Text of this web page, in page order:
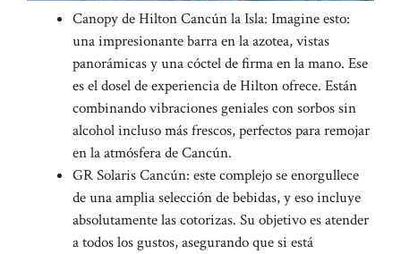
Canopy de Hilton Cancún la Isla: Imagine esto:
una impresionante barra en la azotea, vistas
panorámicas y una cóctel de firma en la mano. Ese
es el dosel de experiencia de Hilton ofrece. Están
combinando vibraciones geniales con sorbos sin
alcohol incluso más frescos, perfectos para remojar
en la atmósfera de Cancún.
GR Solaris Cancún: este complejo se enorgullece
de una amplia selección de bebidas, y eso incluye
absolutamente las cotorizas. Su objetivo es atender
a todos los gustos, asegurando que si está